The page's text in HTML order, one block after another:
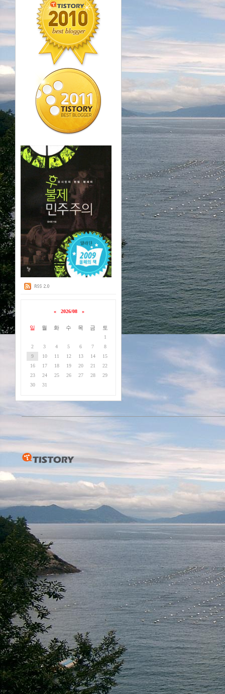
« 2026/08 »
일 월 화 수 목 금 토
1
2
3 4 5 6 7
8
9
10 11 12 13 14
15
16
17 18 19 20 21
22
23
24 25 26 27 28
29
30
31